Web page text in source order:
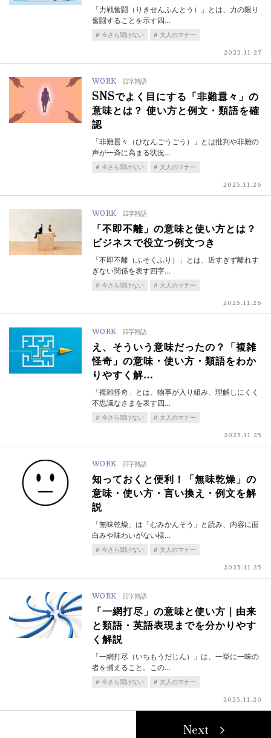
「力戦奮闘（りきせんふんとう）」とは、力の限り
奮闘することを示す四…
今さら聞けない 大人のマナー
2025.11.27
WORK 四字熟語
SNSでよく目にする「非難囂々」の
意味とは？ 使い方と例文・類語を確
認
「非難囂々（ひなんごうごう）」とは批判や非難の
声が一斉に高まる状況…
今さら聞けない 大人のマナー
2025.11.26
WORK 四字熟語
「不即不離」の意味と使い方とは？
ビジネスで役立つ例文つき
「不即不離（ふそくふり）」とは、近すぎず離れす
ぎない関係を表す四字…
今さら聞けない 大人のマナー
2025.11.26
WORK 四字熟語
え、そういう意味だったの？「複雑
怪奇」の意味・使い方・類語をわか
りやすく解…
「複雑怪奇」とは、物事が入り組み、理解しにくく
不思議なさまを表す四…
今さら聞けない 大人のマナー
2025.11.25
WORK 四字熟語
知っておくと便利！「無味乾燥」の
意味・使い方・言い換え・例文を解
説
「無味乾燥」は「むみかんそう」と読み、内容に面
白みや味わいがない様…
今さら聞けない 大人のマナー
2025.11.25
WORK 四字熟語
「一網打尽」の意味と使い方｜由来
と類語・英語表現までを分かりやす
く解説
「一網打尽（いちもうだじん）」は、一挙に一味の
者を捕えること。この…
今さら聞けない 大人のマナー
2025.11.20
Next